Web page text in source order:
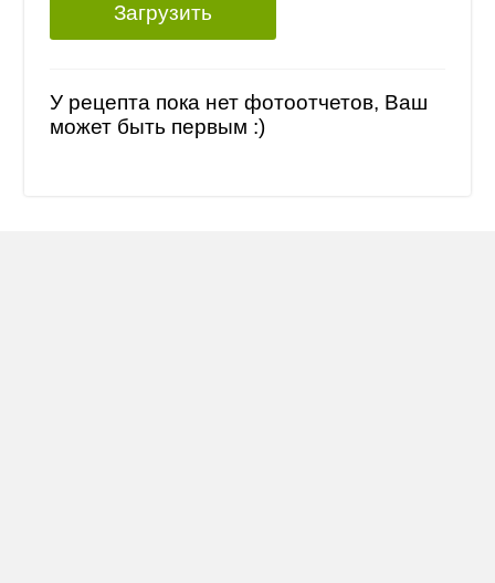
Загрузить
У рецепта пока нет фотоотчетов, Ваш
может быть первым :)